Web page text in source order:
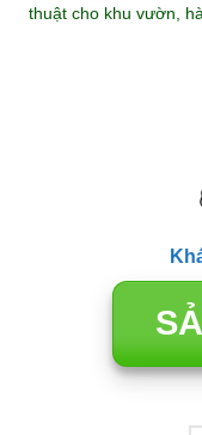
thuật cho khu vườn,